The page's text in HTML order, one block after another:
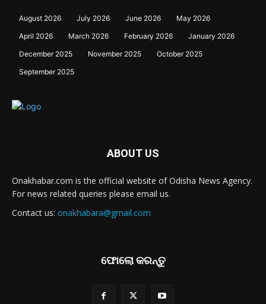
August 2026 July 2026 June 2026
May 2026
April 2026
March 2026 February 2026
January 2026
December 2025
November 2025
October 2025
September 2025
ABOUT US
Onakhabar.com is the official website of Odisha News Agency.
For news related queries please email us.
Contact us: onakhabara@gmail.com
ଫୋଲୋ କରନ୍ତୁ